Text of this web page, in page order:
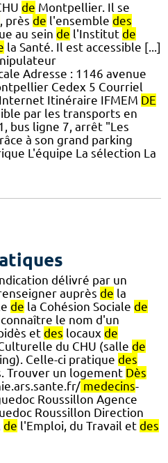
de Montpellier. Il se
, près de l'ensemble des
au sein de l'Institut de
la Santé. Il est accessible [...]
Adresse : 1146 avenue
Cedex 5 Courriel
Itinéraire IFMEM DE
par les transports en
bus ligne 7, arrêt "Les
à son grand parking
L'équipe La sélection La
délivré par un
auprès de la
de la Cohésion Sociale de
le nom d'un
et des locaux de
du CHU (salle de
Celle-ci pratique des
Trouver un logement Dès
medecins-
Roussillon Agence
Roussillon Direction
de l'Emploi, du Travail et des